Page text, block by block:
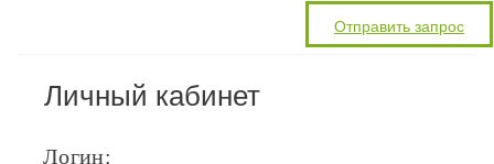
Личный кабинет
Логин: